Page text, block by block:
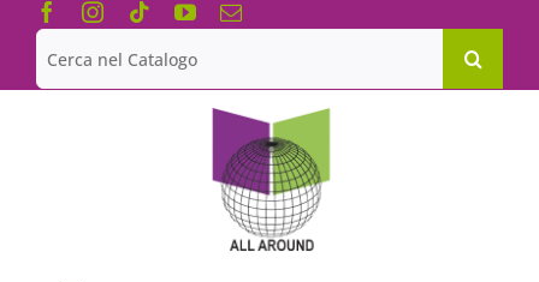
Salta
contenuto
Cerca
per: